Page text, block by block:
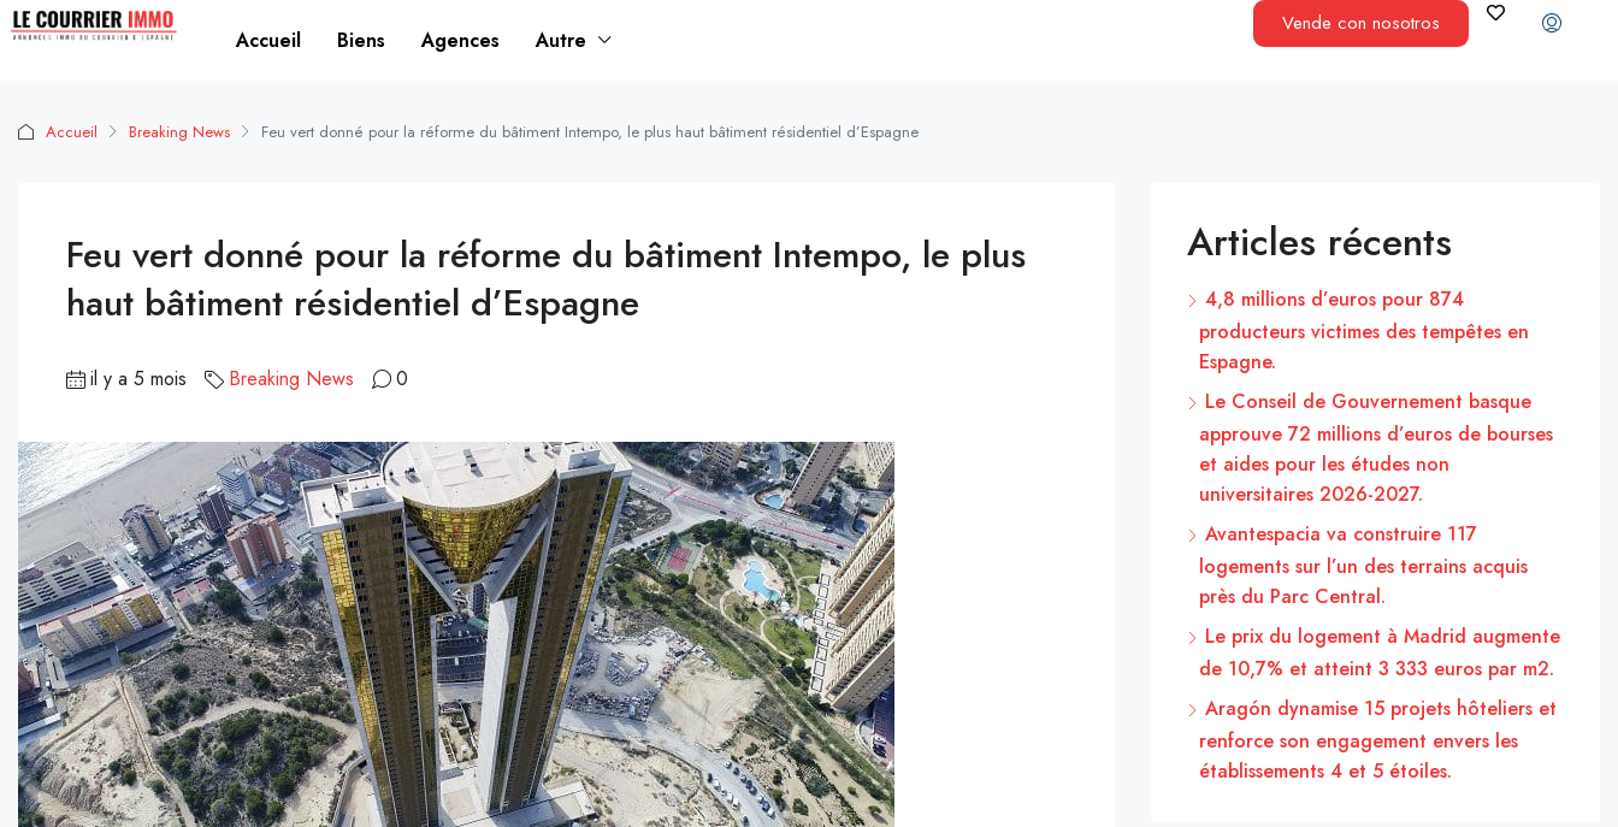
Accueil Biens Agences Autre
Vende con nosotros
Accueil Breaking News Feu vert donné pour la réforme du bâtiment Intempo, le plus haut bâtiment résidentiel d’Espagne
Feu vert donné pour la réforme du bâtiment Intempo, le plus
haut bâtiment résidentiel d’Espagne
il y a 5 mois Breaking News 0
Articles récents
4,8 millions d’euros pour 874
producteurs victimes des tempêtes en
Espagne.
Le Conseil de Gouvernement basque
approuve 72 millions d’euros de bourses
et aides pour les études non
universitaires 2026-2027.
Avantespacia va construire 117
logements sur l’un des terrains acquis
près du Parc Central.
Le prix du logement à Madrid augmente
de 10,7% et atteint 3 333 euros par m2.
Aragón dynamise 15 projets hôteliers et
renforce son engagement envers les
établissements 4 et 5 étoiles.